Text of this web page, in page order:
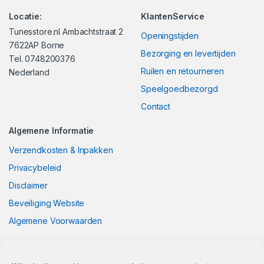
Locatie:
Tunesstore.nl Ambachtstraat 2
7622AP Borne
Tel. 0748200376
Nederland
KlantenService
Openingstijden
Bezorging en levertijden
Ruilen en retourneren
Speelgoedbezorgd
Contact
Algemene Informatie
Verzendkosten & Inpakken
Privacybeleid
Disclaimer
Beveiliging Website
Algemene Voorwaarden